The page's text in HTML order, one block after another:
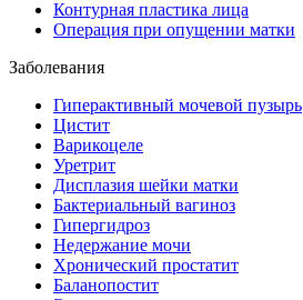
Контурная пластика лица
Операция при опущении матки
Заболевания
Гиперактивный мочевой пузырь
Цистит
Варикоцеле
Уретрит
Дисплазия шейки матки
Бактериальный вагиноз
Гипергидроз
Недержание мочи
Хронический простатит
Баланопостит